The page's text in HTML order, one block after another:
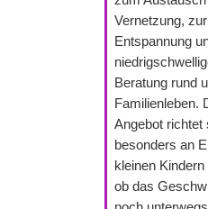
Vernetzung, zur
Entspannung
Beratung rund
Familienleben.
Angebot richtet
besonders an
kleinen Kindern
ob das